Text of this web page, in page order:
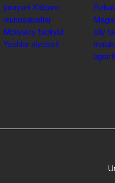
jarayoni Xalqaro
munosabatlar
Moliyaviy faoliyat
Yoshlar siyosati
oliy